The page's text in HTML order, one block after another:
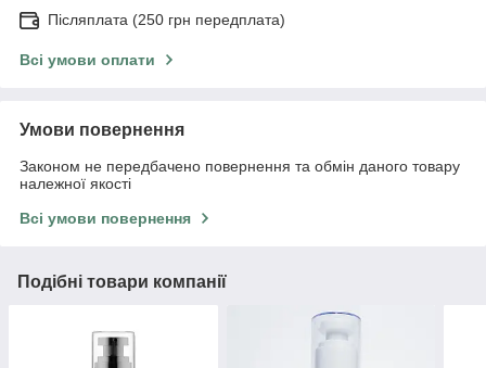
Післяплата (250 грн передплата)
Всі умови оплати
Умови повернення
Законом не передбачено повернення та обмін даного товару
належної якості
Всі умови повернення
Подібні товари компанії